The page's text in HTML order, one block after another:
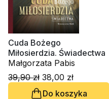
Cuda Bożego
Miłosierdzia. Świadectwa
Małgorzata Pabis
39,90 zł 38,00 zł
Do koszyka